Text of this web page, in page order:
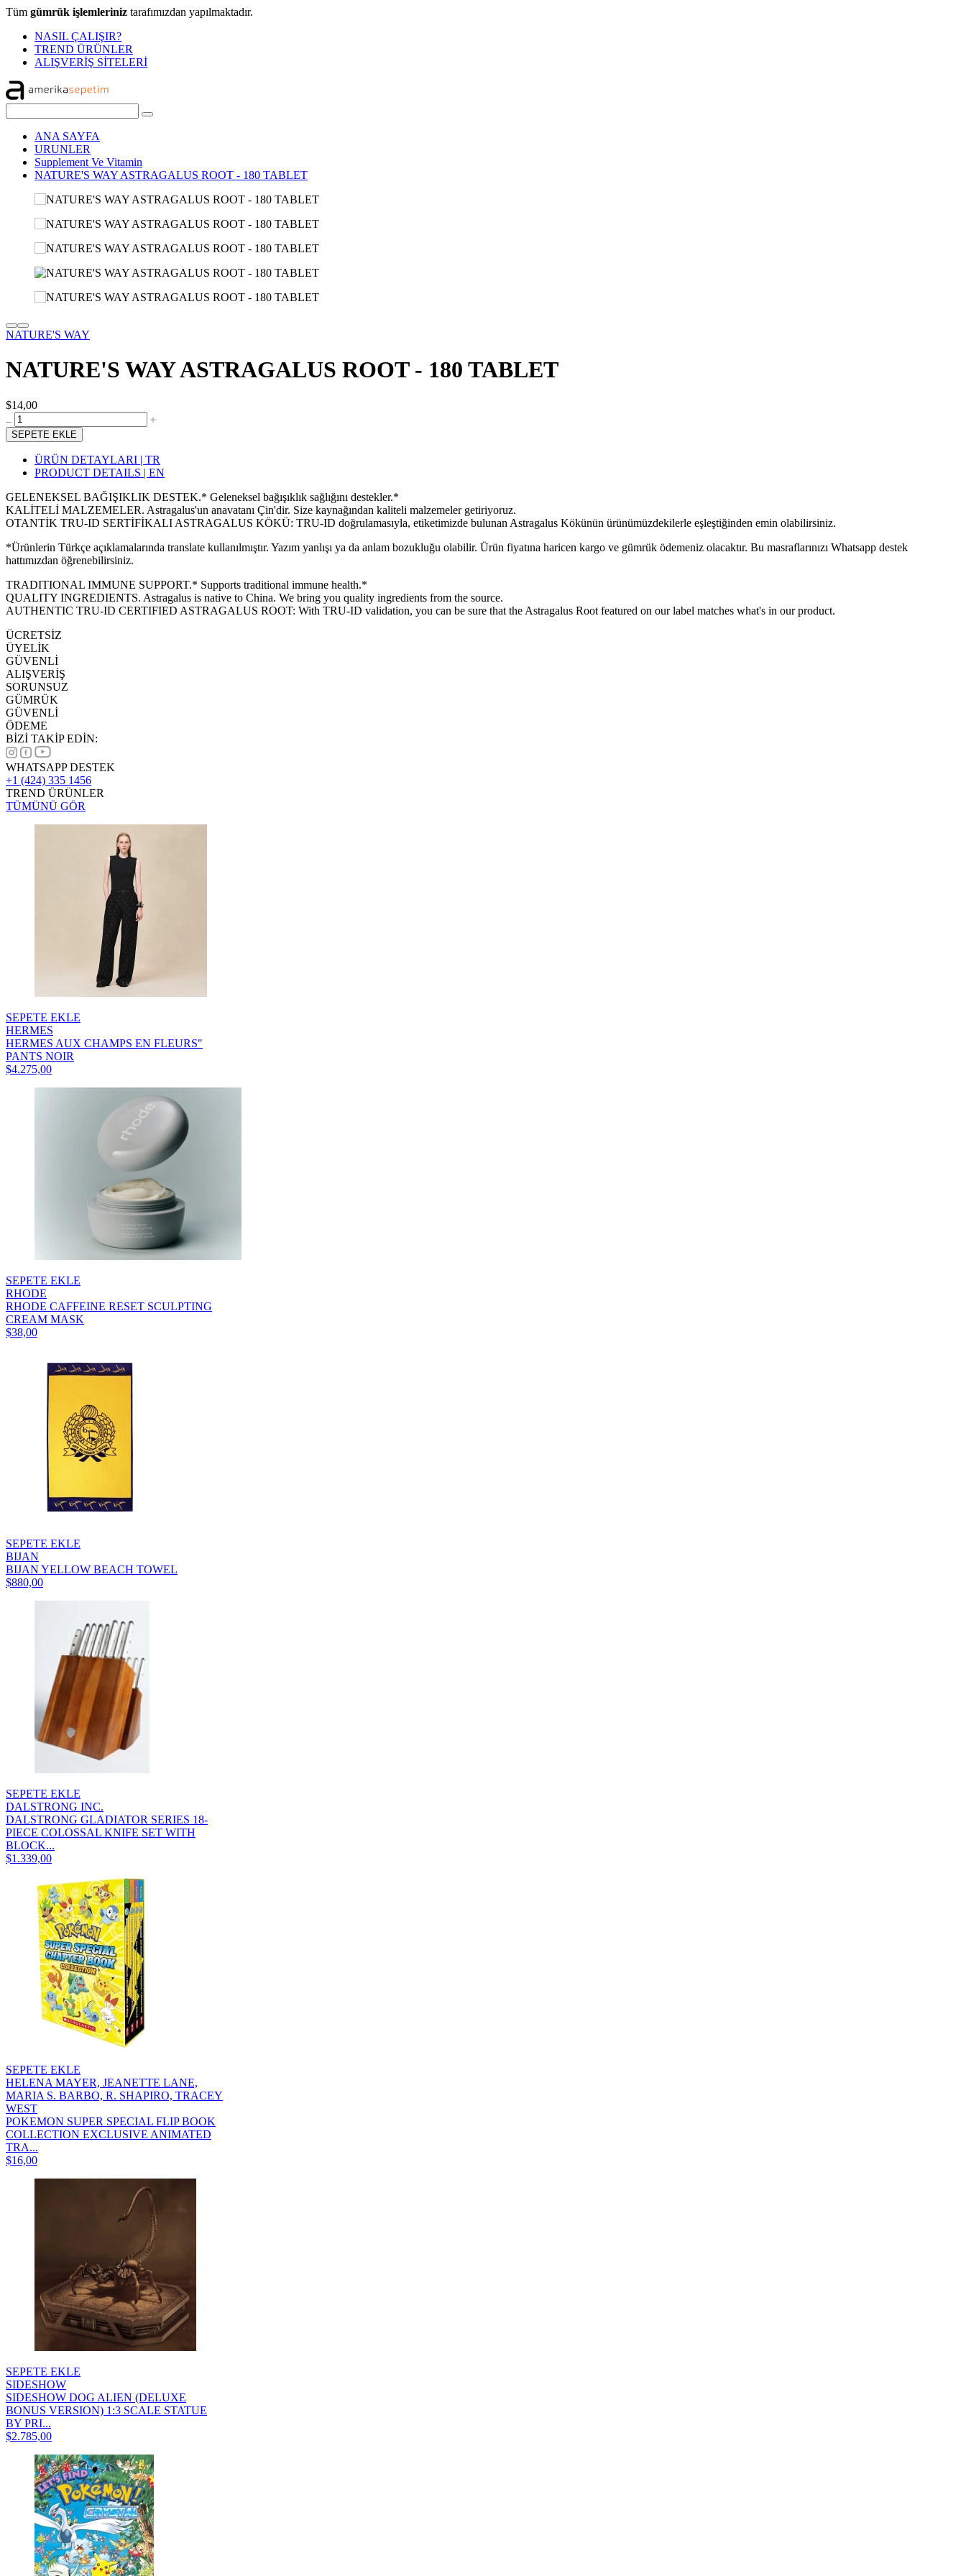
Tüm gümrük işlemleriniz tarafımızdan yapılmaktadır.
NASIL ÇALIŞIR?
TREND ÜRÜNLER
ALIŞVERİŞ SİTELERİ
ANA SAYFA
URUNLER
Supplement Ve Vitamin
NATURE'S WAY ASTRAGALUS ROOT - 180 TABLET
NATURE'S WAY
NATURE'S WAY ASTRAGALUS ROOT - 180 TABLET
$14,00
SEPETE EKLE
ÜRÜN DETAYLARI | TR
PRODUCT DETAILS | EN
GELENEKSEL BAĞIŞIKLIK DESTEK.* Geleneksel bağışıklık sağlığını destekler.*
KALİTELİ MALZEMELER. Astragalus'un anavatanı Çin'dir. Size kaynağından kaliteli malzemeler getiriyoruz.
OTANTİK TRU-ID SERTİFİKALI ASTRAGALUS KÖKÜ: TRU-ID doğrulamasıyla, etiketimizde bulunan Astragalus Kökünün ürünümüzdekilerle eşleştiğinden emin olabilirsiniz.
*Ürünlerin Türkçe açıklamalarında translate kullanılmıştır. Yazım yanlışı ya da anlam bozukluğu olabilir. Ürün fiyatına haricen kargo ve gümrük ödemeniz olacaktır. Bu masraflarınızı Whatsapp destek
hattımızdan öğrenebilirsiniz.
TRADITIONAL IMMUNE SUPPORT.* Supports traditional immune health.*
QUALITY INGREDIENTS. Astragalus is native to China. We bring you quality ingredients from the source.
AUTHENTIC TRU-ID CERTIFIED ASTRAGALUS ROOT: With TRU-ID validation, you can be sure that the Astragalus Root featured on our label matches what's in our product.
ÜCRETSİZ
ÜYELİK
GÜVENLİ
ALIŞVERİŞ
SORUNSUZ
GÜMRÜK
GÜVENLİ
ÖDEME
BİZİ TAKİP EDİN:
WHATSAPP DESTEK
+1 (424) 335 1456
TREND ÜRÜNLER
TÜMÜNÜ GÖR
SEPETE EKLE
HERMES
HERMES AUX CHAMPS EN FLEURS"
PANTS NOIR
$4.275,00
SEPETE EKLE
RHODE
RHODE CAFFEINE RESET SCULPTING
CREAM MASK
$38,00
SEPETE EKLE
BIJAN
BIJAN YELLOW BEACH TOWEL
$880,00
SEPETE EKLE
DALSTRONG INC.
DALSTRONG GLADIATOR SERIES 18-
PIECE COLOSSAL KNIFE SET WITH
BLOCK...
$1.339,00
SEPETE EKLE
HELENA MAYER, JEANETTE LANE,
MARIA S. BARBO, R. SHAPIRO, TRACEY
WEST
POKEMON SUPER SPECIAL FLIP BOOK
COLLECTION EXCLUSIVE ANIMATED
TRA...
$16,00
SEPETE EKLE
SIDESHOW
SIDESHOW DOG ALIEN (DELUXE
BONUS VERSION) 1:3 SCALE STATUE
BY PRI...
$2.785,00